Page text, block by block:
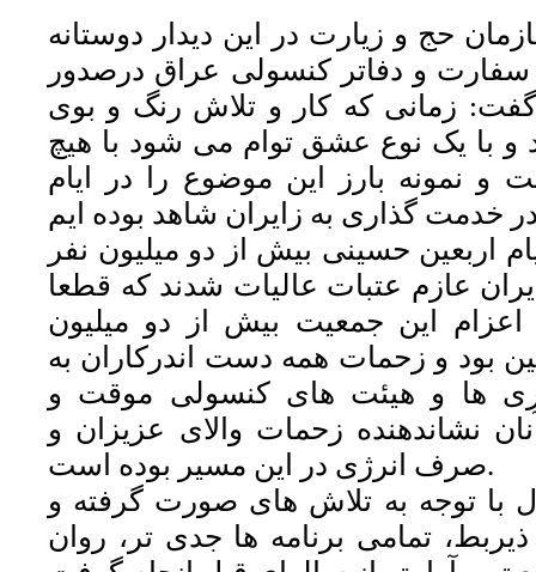
حج و زیارت در این دیدار دوستانه
و دفاتر کنسولی عراق درصدور
زمانی که کار و تلاش رنگ و بوی
و با یک نوع عشق توام می شود با هیچ
و نمونه بارز این موضوع را در ایام
اربعین حسینی بیش از دو میلیون نفر
عازم عتبات عالیات شدند که قطعا
این جمعیت بیش از دو میلیون
بود و زحمات همه دست اندرکاران به
ها و هیئت های کنسولی موقت و
نشاندهنده زحمات والای عزیزان و
صرف انرژی در این مسیر بوده است.
با توجه به تلاش های صورت گرفته و
تمامی برنامه ها جدی تر، روان